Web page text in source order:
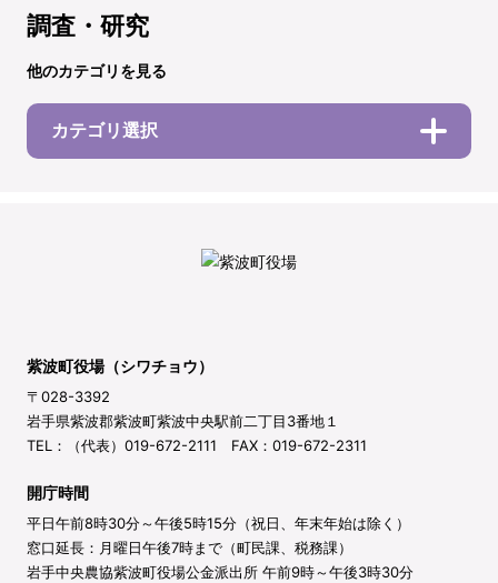
調査・研究
他のカテゴリを見る
カテゴリ選択
紫波町役場（シワチョウ）
〒028-3392
岩手県紫波郡紫波町紫波中央駅前二丁目3番地１
TEL：（代表）019-672-2111 FAX：019-672-2311
開庁時間
平日午前8時30分～午後5時15分（祝日、年末年始は除く）
窓口延長：月曜日午後7時まで（町民課、税務課）
岩手中央農協紫波町役場公金派出所 午前9時～午後3時30分